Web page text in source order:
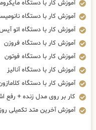
آموزش کار با دستگاه
آموزش کار با دستگاه
آموزش کار با دستگاه اتو
آموزش کار با دستگاه فروزن
آموزش کار با دستگاه فوتون
آموزش کار با دستگاه آنالیز
آموزش کار با دستگاه
کار بر روی مدل زنده +
آموزش آخرین متد تکمیلی روز